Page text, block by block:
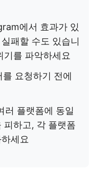
에서 효과가 있
패할 수도 있습니
기를 파악하세요
를 요청하기 전에
러 플랫폼에 동일
피하고, 각 플랫폼
세요